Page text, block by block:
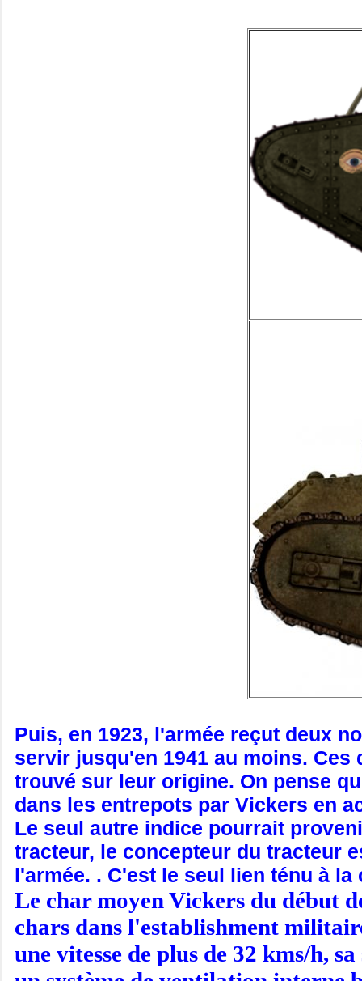
Puis, en 1923, l'armée reçut deux
servir jusqu'en 1941 au moins.
trouvé sur leur origine. On pense
dans les entrepots par Vickers en
Le seul autre indice pourrait
tracteur, le concepteur du tracteur
l'armée. . C'est le seul lien ténu à
Le char moyen Vickers du début
chars dans l'establishment
une vitesse de plus de 32 kms/h,